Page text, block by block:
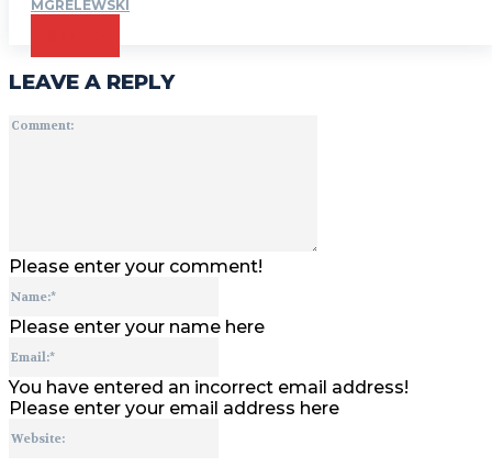
MGRELEWSKI
LEAVE A REPLY
Please enter your comment!
Please enter your name here
You have entered an incorrect email address!
Please enter your email address here